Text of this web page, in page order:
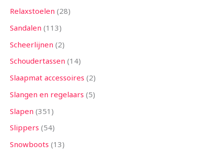
Relaxstoelen 28
Sandalen 113
Scheerlijnen 2
Schoudertassen 14
Slaapmat accessoires 2
Slangen en regelaars 5
Slapen 351
Slippers 54
Snowboots 13